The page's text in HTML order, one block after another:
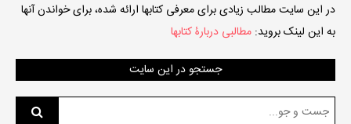
در این سایت مطالب زیادی برای معرفی کتابها ارائه شده، برای خواندن آنها
به این لینک بروید: مطالبی دربارۀ کتابها
جستجو در این سایت
جست